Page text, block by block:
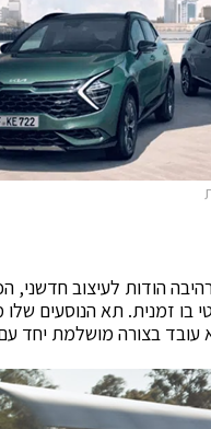
הודות לעיצוב חדשני,
בו זמנית. תא הנוסעים
עובד בצורה מושלמת יחד